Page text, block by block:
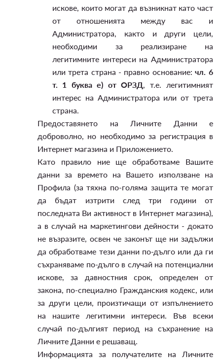
искове, които могат да възникнат като част
от отношенията между вас и
Администратора, както и други цели,
необходими за реализиране на
легитимните интереси на Администратора
или трета страна - правно основание: чл. 6
т. 1 буква е) от ОРЗД, т.е. легитимният
интерес на Администратора или от трета
страна.
Предоставянето на Личните Данни е
доброволно, но необходимо за регистрация в
Интернет магазина и Приложението.
Като правило ние ще обработваме Вашите
данни за времето на Вашето използване на
Профила (за тяхна по-голяма защита те могат
да бъдат изтрити след три години от
последната Ви активност в Интернет магазина),
а в случай на маркетингови дейности - докато
не възразите, освен че законът ще ни задължи
да обработваме тези данни по-дълго или да ги
съхраняваме по-дълго в случай на потенциални
искове, за давностния срок, определен от
закона, по-специално Гражданския кодекс, или
за други цели, произтичащи от изпълнението
на нашите легитимни интереси. Във всеки
случай по-дългият период на съхранение на
Личните Данни е решаващ.
Информацията за получателите на Личните